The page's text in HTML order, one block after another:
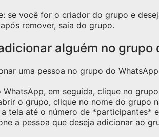
se você for o criador do grupo e
remover, saia do grupo.
alguém no grupo
uma pessoa no grupo do
WhatsApp, em seguida, clique no
o grupo, clique no nome do grupo
a tela até o número de *participantes*
a pessoa que deseja adicionar ao